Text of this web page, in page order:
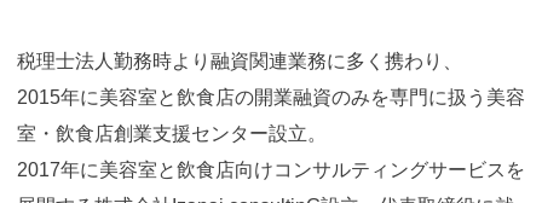
税理士法人勤務時より融資関連業務に多く携わり、
2015年に美容室と飲食店の開業融資のみを専門に扱う美容
室・飲食店創業支援センター設立。
2017年に美容室と飲食店向けコンサルティングサービスを